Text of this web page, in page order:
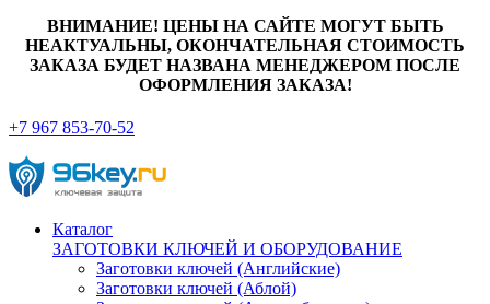
ВНИМАНИЕ! ЦЕНЫ НА САЙТЕ МОГУТ БЫТЬ
НЕАКТУАЛЬНЫ, ОКОНЧАТЕЛЬНАЯ СТОИМОСТЬ
ЗАКАЗА БУДЕТ НАЗВАНА МЕНЕДЖЕРОМ ПОСЛЕ
ОФОРМЛЕНИЯ ЗАКАЗА!
+7 967 853-70-52
Каталог
ЗАГОТОВКИ КЛЮЧЕЙ И ОБОРУДОВАНИЕ
Заготовки ключей (Английские)
Заготовки ключей (Аблой)